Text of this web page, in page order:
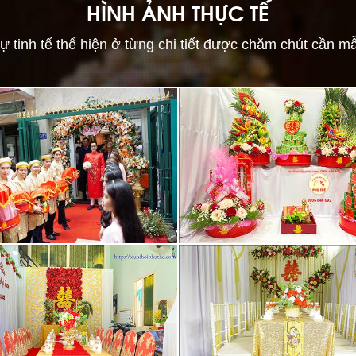
HÌNH ẢNH THỰC TẾ
tinh tế thể hiện ở từng chi tiết được chăm chút cần